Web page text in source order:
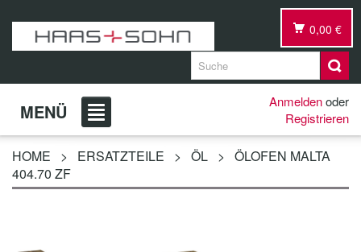
0,00 €
MENÜ Anmeldenoder
Registrieren
HOME > ERSATZTEILE > ÖL >
ÖLOFEN MALTA
404.70 ZF